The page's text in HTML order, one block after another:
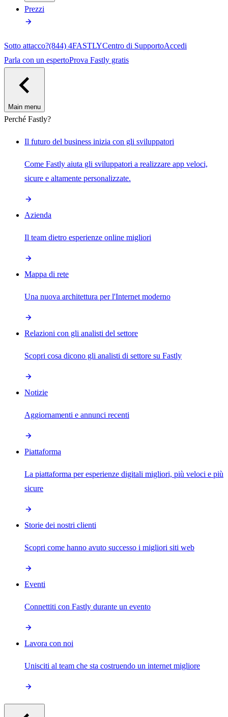
Prezzi
Sotto attacco?(844) 4FASTLYCentro di SupportoAccedi
Parla con un espertoProva Fastly gratis
Main menu
Perché Fastly?
Il futuro del business inizia con gli sviluppatori
Come Fastly aiuta gli sviluppatori a realizzare app veloci,
sicure e altamente personalizzate.
Azienda
Il team dietro esperienze online migliori
Mappa di rete
Una nuova architettura per l'Internet moderno
Relazioni con gli analisti del settore
Scopri cosa dicono gli analisti di settore su Fastly
Notizie
Aggiornamenti e annunci recenti
Piattaforma
La piattaforma per esperienze digitali migliori, più veloci e più
sicure
Storie dei nostri clienti
Scopri come hanno avuto successo i migliori siti web
Eventi
Connettiti con Fastly durante un evento
Lavora con noi
Unisciti al team che sta costruendo un internet migliore